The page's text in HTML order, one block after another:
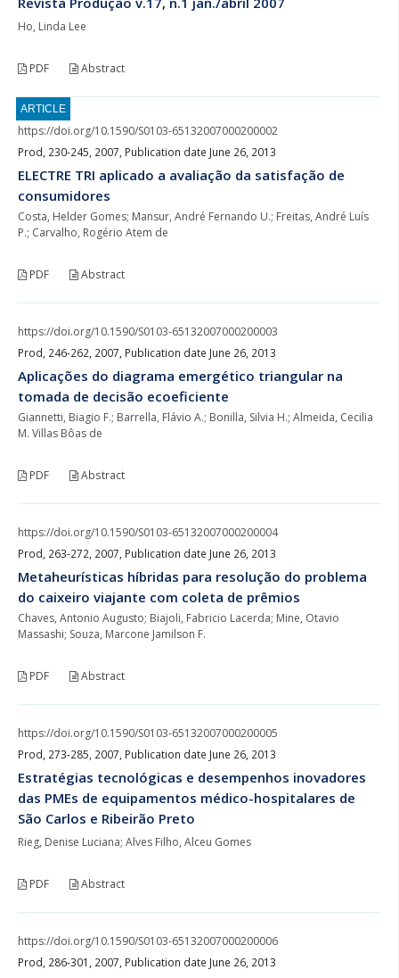
Ho, Linda Lee
PDF Abstract
ARTICLE
https://doi.org/10.1590/S0103-65132007000200002
Prod, 230-245, 2007, Publication date June 26, 2013
ELECTRE TRI aplicado a avaliação da satisfação de
consumidores
Costa, Helder Gomes; Mansur, André Fernando U.; Freitas, André Luís
P.; Carvalho, Rogério Atem de
PDF Abstract
https://doi.org/10.1590/S0103-65132007000200003
Prod, 246-262, 2007, Publication date June 26, 2013
Aplicações do diagrama emergético triangular na
tomada de decisão ecoeficiente
Giannetti, Biagio F.; Barrella, Flávio A.; Bonilla, Silvia H.; Almeida, Cecilia
M. Villas Bôas de
PDF Abstract
https://doi.org/10.1590/S0103-65132007000200004
Prod, 263-272, 2007, Publication date June 26, 2013
Metaheurísticas híbridas para resolução do problema
do caixeiro viajante com coleta de prêmios
Chaves, Antonio Augusto; Biajoli, Fabricio Lacerda; Mine, Otavio
Massashi; Souza, Marcone Jamilson F.
PDF Abstract
https://doi.org/10.1590/S0103-65132007000200005
Prod, 273-285, 2007, Publication date June 26, 2013
Estratégias tecnológicas e desempenhos inovadores
das PMEs de equipamentos médico-hospitalares de
São Carlos e Ribeirão Preto
Rieg, Denise Luciana; Alves Filho, Alceu Gomes
PDF Abstract
https://doi.org/10.1590/S0103-65132007000200006
Prod, 286-301, 2007, Publication date June 26, 2013